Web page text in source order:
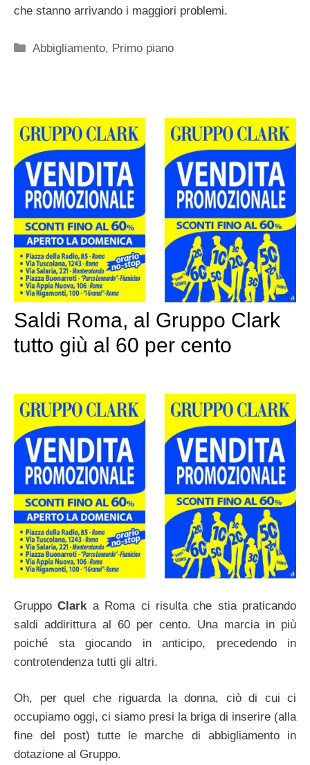
che stanno arrivando i maggiori problemi.
Categorie
Abbigliamento, Primo piano
Saldi Roma, al Gruppo Clark
tutto giù al 60 per cento
GruppoClarka Roma ci risulta che stia praticando
saldi addirittura al 60 per cento. Una marcia in più
poiché sta giocando in anticipo, precedendo in
controtendenza tutti gli altri.
Oh, per quel che riguarda la donna, ciò di cui ci
occupiamo oggi, ci siamo presi la briga di inserire (alla
fine del post) tutte le marche di abbigliamento in
dotazione al Gruppo.